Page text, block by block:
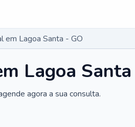
em Lagoa Santa - GO
Lagoa
agora a sua consulta.